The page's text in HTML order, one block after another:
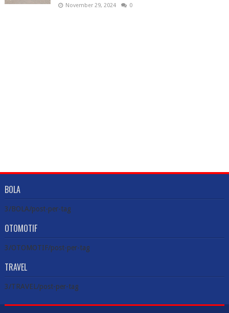
November 29, 2024 0
BOLA
3/BOLA/post-per-tag
OTOMOTIF
3/OTOMOTIF/post-per-tag
TRAVEL
3/TRAVEL/post-per-tag